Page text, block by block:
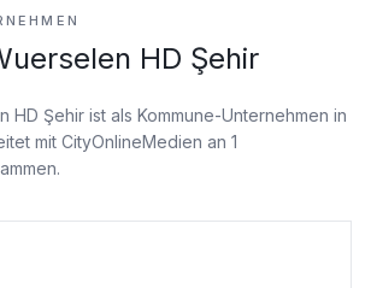
HD Şehir
HD Şehir ist als Kommune-Unternehmen in
mit CityOnlineMedien an 1